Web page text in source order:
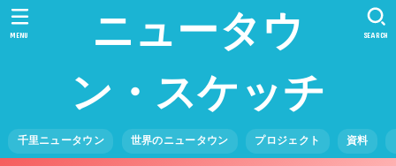
ニュータウ
ン・スケッチ
千里ニュータウン 世界のニュータウン プロジェクト 資料
SEARCH
MENU